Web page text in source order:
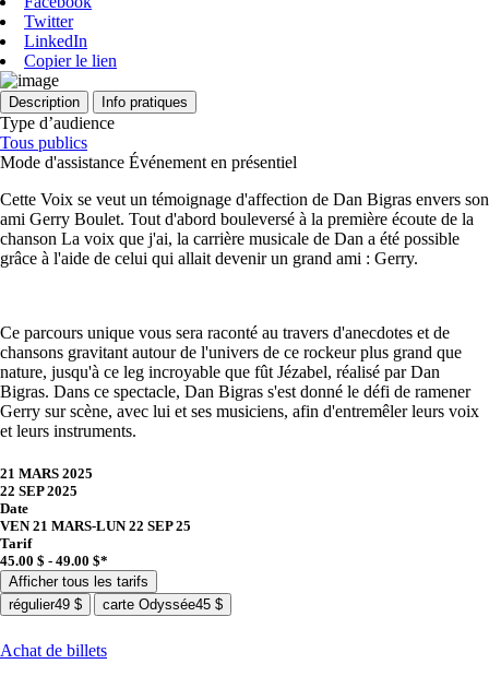
Twitter
LinkedIn
Copier le lien
Description Info pratiques
Type d’audience
Tous publics
Mode d'assistance Événement en présentiel
Cette Voix se veut un témoignage d'affection de Dan Bigras envers son
ami Gerry Boulet. Tout d'abord bouleversé à la première écoute de la
chanson La voix que j'ai, la carrière musicale de Dan a été possible
grâce à l'aide de celui qui allait devenir un grand ami : Gerry.
Ce parcours unique vous sera raconté au travers d'anecdotes et de
chansons gravitant autour de l'univers de ce rockeur plus grand que
nature, jusqu'à ce leg incroyable que fût Jézabel, réalisé par Dan
Bigras. Dans ce spectacle, Dan Bigras s'est donné le défi de ramener
Gerry sur scène, avec lui et ses musiciens, afin d'entremêler leurs voix
et leurs instruments.
21 MARS 2025
22 SEP 2025
Date
VEN 21 MARS-LUN 22 SEP 25
Tarif
45.00 $ - 49.00 $*
Afficher tous les tarifs
régulier49 $ carte Odyssée45 $
Achat de billets